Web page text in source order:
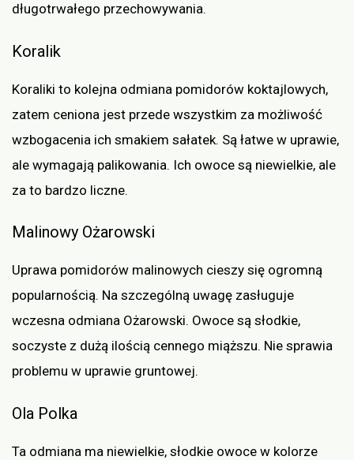
długotrwałego przechowywania.
Koralik
Koraliki to kolejna odmiana pomidorów koktajlowych,
zatem ceniona jest przede wszystkim za możliwość
wzbogacenia ich smakiem sałatek. Są łatwe w uprawie,
ale wymagają palikowania. Ich owoce są niewielkie, ale
za to bardzo liczne.
Malinowy Ożarowski
Uprawa pomidorów malinowych cieszy się ogromną
popularnością. Na szczególną uwagę zasługuje
wczesna odmiana Ożarowski. Owoce są słodkie,
soczyste z dużą ilością cennego miąższu. Nie sprawia
problemu w uprawie gruntowej.
Ola Polka
Ta odmiana ma niewielkie, słodkie owoce w kolorze